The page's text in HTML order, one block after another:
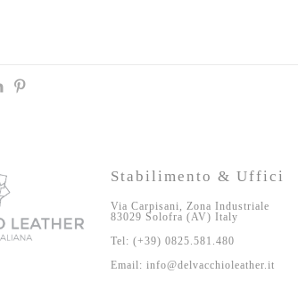
Stabilimento & Uffici
Via Carpisani, Zona Industriale
83029 Solofra (AV) Italy
Tel: (+39) 0825.581.480
Email: info@delvacchioleather.it